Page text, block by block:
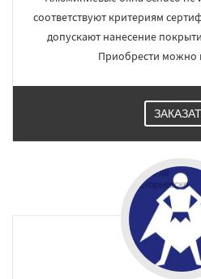
соответствуют критериям
допускают нанесение
Приобрести можно